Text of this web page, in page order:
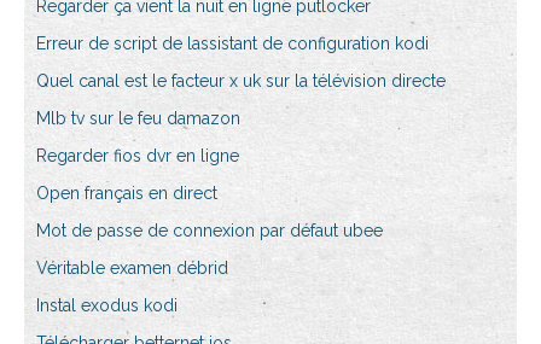
Regarder ça vient la nuit en ligne putlocker
Erreur de script de lassistant de configuration kodi
Quel canal est le facteur x uk sur la télévision directe
Mlb tv sur le feu damazon
Regarder fios dvr en ligne
Open français en direct
Mot de passe de connexion par défaut ubee
Véritable examen débrid
Instal exodus kodi